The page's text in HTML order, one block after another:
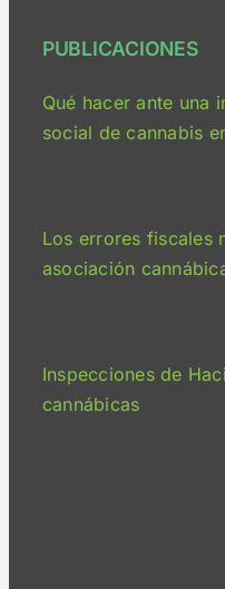
PUBLICACIONES
Qué hacer ante una
social de cannabis
Los errores fiscales
asociación
Inspecciones de
cannábicas